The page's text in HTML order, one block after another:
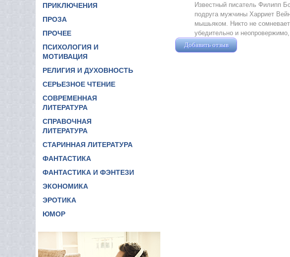
ПРИКЛЮЧЕНИЯ
ПРОЗА
ПРОЧЕЕ
ПСИХОЛОГИЯ И
МОТИВАЦИЯ
РЕЛИГИЯ И ДУХОВНОСТЬ
СЕРЬЕЗНОЕ ЧТЕНИЕ
СОВРЕМЕННАЯ
ЛИТЕРАТУРА
СПРАВОЧНАЯ
ЛИТЕРАТУРА
СТАРИННАЯ ЛИТЕРАТУРА
ФАНТАСТИКА
ФАНТАСТИКА И ФЭНТЕЗИ
ЭКОНОМИКА
ЭРОТИКА
ЮМОР
Известный писатель Филипп
подруга мужчины Харриет
мышьяком. Никто не
убедительно и
Добавить отзыв